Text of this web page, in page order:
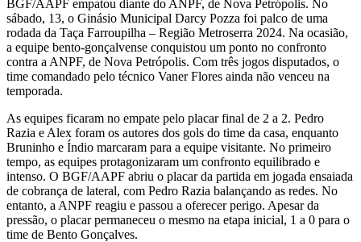
BGF/AAPF empatou diante do ANPF, de Nova Petrópolis. No
sábado, 13, o Ginásio Municipal Darcy Pozza foi palco de uma
rodada da Taça Farroupilha – Região Metroserra 2024. Na ocasião,
a equipe bento-gonçalvense conquistou um ponto no confronto
contra a ANPF, de Nova Petrópolis. Com três jogos disputados, o
time comandado pelo técnico Vaner Flores ainda não venceu na
temporada.
As equipes ficaram no empate pelo placar final de 2 a 2. Pedro
Razia e Alex foram os autores dos gols do time da casa, enquanto
Bruninho e Índio marcaram para a equipe visitante. No primeiro
tempo, as equipes protagonizaram um confronto equilibrado e
intenso. O BGF/AAPF abriu o placar da partida em jogada ensaiada
de cobrança de lateral, com Pedro Razia balançando as redes. No
entanto, a ANPF reagiu e passou a oferecer perigo. Apesar da
pressão, o placar permaneceu o mesmo na etapa inicial, 1 a 0 para o
time de Bento Gonçalves.